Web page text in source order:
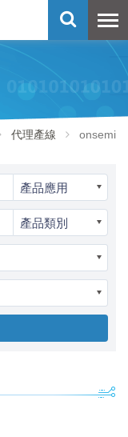
代理產線 onsemi
產品應用
產品類別